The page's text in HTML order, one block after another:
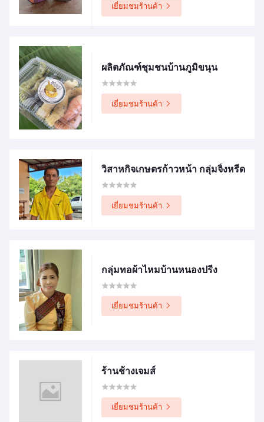
เยี่ยมชมร้านค้า
ผลิตภัณฑ์ชุมชนบ้านภูมิขนุน
เยี่ยมชมร้านค้า
วิสาหกิจเกษตรก้าวหน้า กลุ่มจิ้งหรีด
เยี่ยมชมร้านค้า
กลุ่มทอผ้าไหมบ้านหนองปรีง
เยี่ยมชมร้านค้า
ร้านช้างเจมส์
เยี่ยมชมร้านค้า